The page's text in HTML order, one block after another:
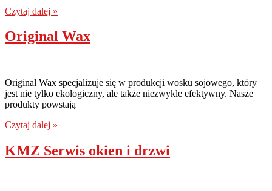
Czytaj dalej »
Original Wax
Original Wax specjalizuje się w produkcji wosku sojowego, który
jest nie tylko ekologiczny, ale także niezwykle efektywny. Nasze
produkty powstają
Czytaj dalej »
KMZ Serwis okien i drzwi